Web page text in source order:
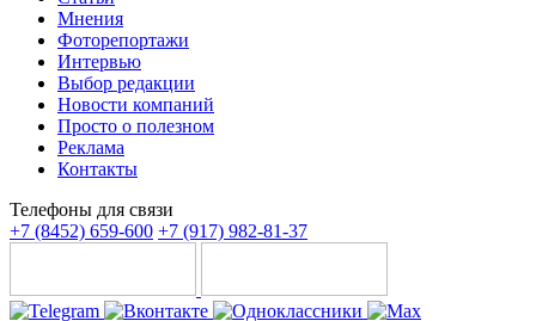
Мнения
Фоторепортажи
Интервью
Выбор редакции
Новости компаний
Просто о полезном
Реклама
Контакты
Телефоны для связи
+7 (8452) 659-600 +7 (917) 982-81-37